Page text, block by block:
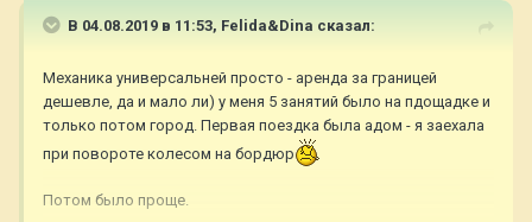
В 04.08.2019 в 11:53, Felida&Dina сказал:
Механика универсальней просто - аренда за границей
дешевле, да и мало ли) у меня 5 занятий было на пдощадке и
только потом город. Первая поездка была адом - я заехала
при повороте колесом на бордюр
Потом было проще.